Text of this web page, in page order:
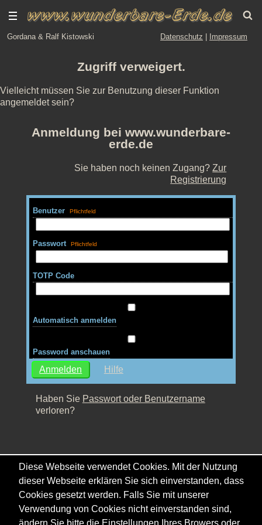
Gordana & Ralf Kistowski Datenschutz Impressum
Zugriff verweigert.
Vielleicht müssen Sie zur Benutzung dieser Funktion
angemeldet sein?
Anmeldung bei www.wunderbare-
erde.de
Sie haben noch keinen Zugang?Zur
Registrierung
Benutzer
Passwort
TOTP Code
Automatisch anmelden
Password anschauen
Hilfe
Haben Sie Passwort oder Benutzername
verloren?
Diese Webseite verwendet Cookies. Mit der Nutzung
dieser Webseite erklären Sie sich einverstanden, dass
Cookies gesetzt werden. Falls Sie mit unserer
Verwendung von Cookies nicht einverstanden sind,
ändern Sie bitte die Einstellungen Ihres Browers oder